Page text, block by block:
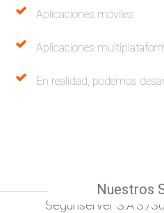
Aplicaciones móviles
Aplicaciones
En realidad, podemos
Nuestros
Seguriserver S.A.S./